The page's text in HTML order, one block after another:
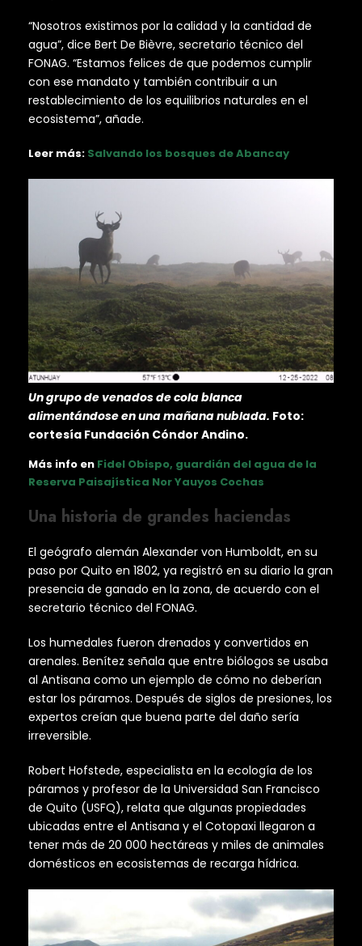
“Nosotros existimos por la calidad y la cantidad de
agua”, dice Bert De Bièvre, secretario técnico del
FONAG. “Estamos felices de que podemos cumplir
con ese mandato y también contribuir a un
restablecimiento de los equilibrios naturales en el
ecosistema”, añade.
Leer más: Salvando los bosques de Abancay
Un grupo de venados de cola blanca
alimentándose en una mañana nublada. Foto:
cortesía Fundación Cóndor Andino.
Más info en Fidel Obispo, guardián del agua de la
Reserva Paisajística Nor Yauyos Cochas
Una historia de grandes haciendas
El geógrafo alemán Alexander von Humboldt, en su
paso por Quito en 1802, ya registró en su diario la gran
presencia de ganado en la zona, de acuerdo con el
secretario técnico del FONAG.
Los humedales fueron drenados y convertidos en
arenales. Benítez señala que entre biólogos se usaba
al Antisana como un ejemplo de cómo no deberían
estar los páramos. Después de siglos de presiones, los
expertos creían que buena parte del daño sería
irreversible.
Robert Hofstede, especialista en la ecología de los
páramos y profesor de la Universidad San Francisco
de Quito (USFQ), relata que algunas propiedades
ubicadas entre el Antisana y el Cotopaxi llegaron a
tener más de 20 000 hectáreas y miles de animales
domésticos en ecosistemas de recarga hídrica.